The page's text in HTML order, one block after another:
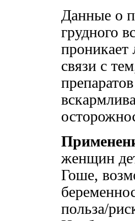
Данные о
грудного
проникает
связи с
женщин
Гоше,
польза/